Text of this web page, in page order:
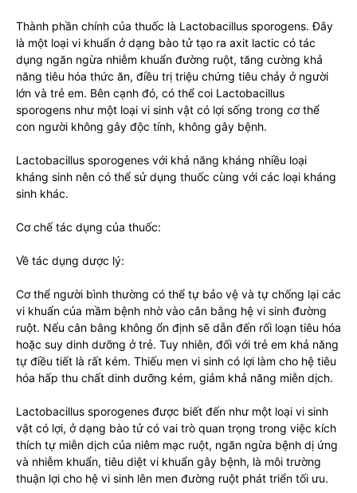
Thành phần chính của thuốc là Lactobacillus sporogens. Đây
là một loại vi khuẩn ở dạng bào tử tạo ra axit lactic có tác
dụng ngăn ngừa nhiễm khuẩn đường ruột, tăng cường khả
năng tiêu hóa thức ăn, điều trị triệu chứng tiêu chảy ở người
lớn và trẻ em. Bên cạnh đó, có thể coi Lactobacillus
sporogens như một loại vi sinh vật có lợi sống trong cơ thể
con người không gây độc tính, không gây bệnh.
Lactobacillus sporogenes với khả năng kháng nhiều loại
kháng sinh nên có thể sử dụng thuốc cùng với các loại kháng
sinh khác.
Cơ chế tác dụng của thuốc:
Về tác dụng dược lý:
Cơ thể người bình thường có thể tự bảo vệ và tự chống lại các
vi khuẩn của mầm bệnh nhờ vào cân bằng hệ vi sinh đường
ruột. Nếu cân bằng không ổn định sẽ dẫn đến rối loạn tiêu hóa
hoặc suy dinh dưỡng ở trẻ. Tuy nhiên, đối với trẻ em khả năng
tự điều tiết là rất kém. Thiếu men vi sinh có lợi làm cho hệ tiêu
hóa hấp thu chất dinh dưỡng kém, giảm khả năng miễn dịch.
Lactobacillus sporogenes được biết đến như một loại vi sinh
vật có lợi, ở dạng bào tử có vai trò quan trọng trong việc kích
thích tự miễn dịch của niêm mạc ruột, ngăn ngừa bệnh dị ứng
và nhiễm khuẩn, tiêu diệt vi khuẩn gây bệnh, là môi trường
thuận lợi cho hệ vi sinh lên men đường ruột phát triển tối ưu.